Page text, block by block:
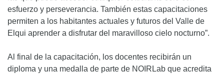
esfuerzo y perseverancia. También estas capacitaciones
permiten a los habitantes actuales y futuros del Valle de
Elqui aprender a disfrutar del maravilloso cielo nocturno”.
Al final de la capacitación, los docentes recibirán un
diploma y una medalla de parte de NOIRLab que acredita